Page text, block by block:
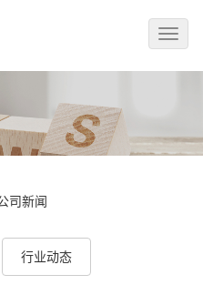
Toggle
司新闻
行业动态